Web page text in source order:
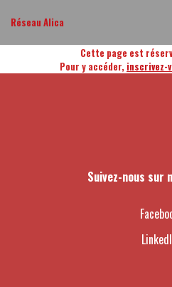
Réseau Alica
Cette page est
Pour y accéder, inscrivez-
Suivez-nous sur